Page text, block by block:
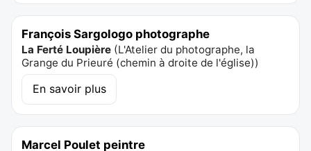
François Sargologo photographe
La Ferté Loupière (L'Atelier du photographe, la
Grange du Prieuré (chemin à droite de l'église))
En savoir plus
Marcel Poulet peintre